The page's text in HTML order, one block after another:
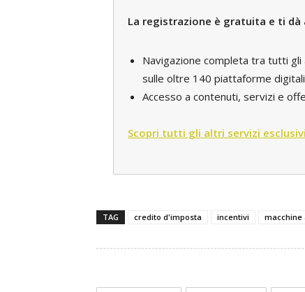
La registrazione è gratuita e ti dà
Navigazione completa tra tutti
sulle oltre 140 piattaforme
Accesso a contenuti, servizi e
Scopri tutti gli altri servizi
TAG credito d'imposta incentivi macchine